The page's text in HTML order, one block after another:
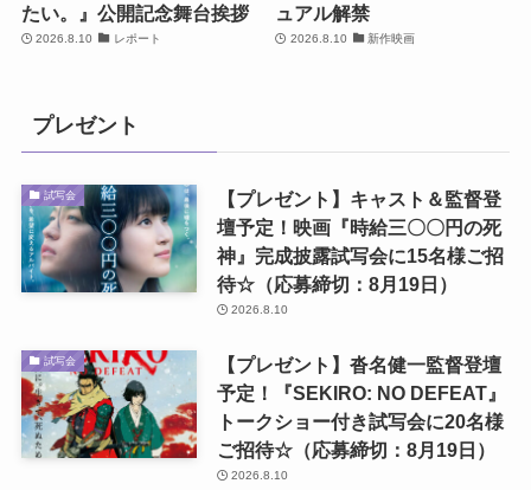
たい。』公開記念舞台挨拶
2026.8.10 レポート
ュアル解禁
2026.8.10 新作映画
プレゼント
試写会
【プレゼント】キャスト＆監督登
壇予定！映画『時給三〇〇円の死
神』完成披露試写会に15名様ご招
待☆（応募締切：8月19日）
2026.8.10
試写会
【プレゼント】沓名健一監督登壇
予定！『SEKIRO: NO DEFEAT』
トークショー付き試写会に20名様
ご招待☆（応募締切：8月19日）
2026.8.10